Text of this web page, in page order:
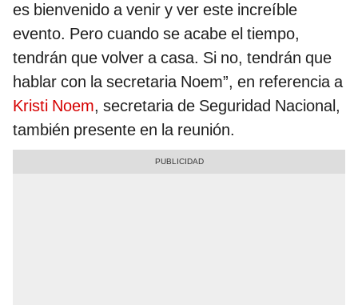
es bienvenido a venir y ver este increíble
evento. Pero cuando se acabe el tiempo,
tendrán que volver a casa. Si no, tendrán que
hablar con la secretaria Noem”, en referencia a
Kristi Noem, secretaria de Seguridad Nacional,
también presente en la reunión.